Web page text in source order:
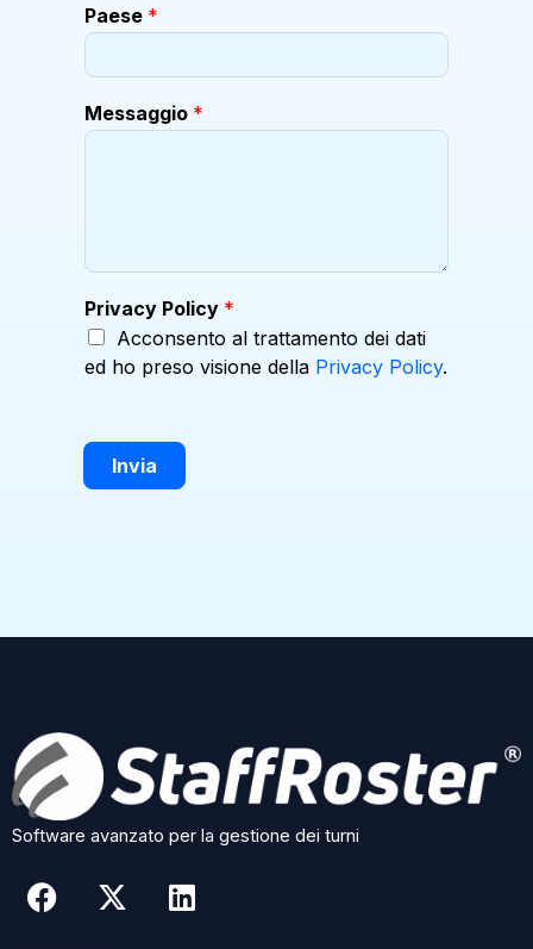
Paese *
Messaggio *
Privacy Policy *
Acconsento al trattamento dei dati
ed ho preso visione della Privacy Policy.
Invia
Software avanzato per la gestione dei turni
F
a
X
-
L
i